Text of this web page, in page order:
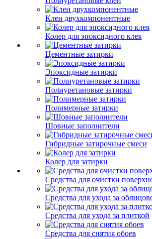
Клеи двухкомпонентные
Колер для эпоксидного клея
Цементные затирки
Эпоксидные затирки
Полиуретановые затирки
Полимерные затирки
Шовные заполнители
Гибридные затирочные смеси
Колер для затирки
Средства для очистки
Средства для ухода за
Средства для ухода за плиткой
Средства для снятия обоев